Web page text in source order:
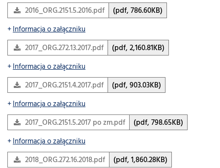
2016_ORG.2151.5.2016.pdf
(pdf, 786.60KB)
Informacja o załączniku
2017_ORG.272.13.2017.pdf
(pdf, 2,160.81KB)
Informacja o załączniku
2017_ORG.2151.4.2017.pdf
(pdf, 903.03KB)
Informacja o załączniku
2017_ORG.2151.5.2017 po zm.pdf
(pdf, 798.65KB)
Informacja o załączniku
2018_ORG.272.16.2018.pdf
(pdf, 1,860.28KB)